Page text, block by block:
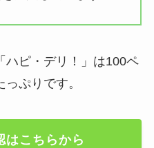
ハピ・デリ！」は100ペ
ぷりです。
はこちらから